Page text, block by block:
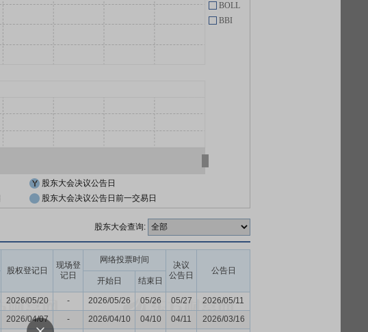
BOLL
BBI
股东大会决议公告日
股东大会决议公告日前一交易日
股东大会查询:
股权登记日
现场登
记日
网络投票时间
决议
公告日
公告日
开始日 结束日
2026/05/20 - 2026/05/26 05/26 05/27
2026/05/11
2026/04/07 - 2026/04/10 04/10 04/11
2026/03/16